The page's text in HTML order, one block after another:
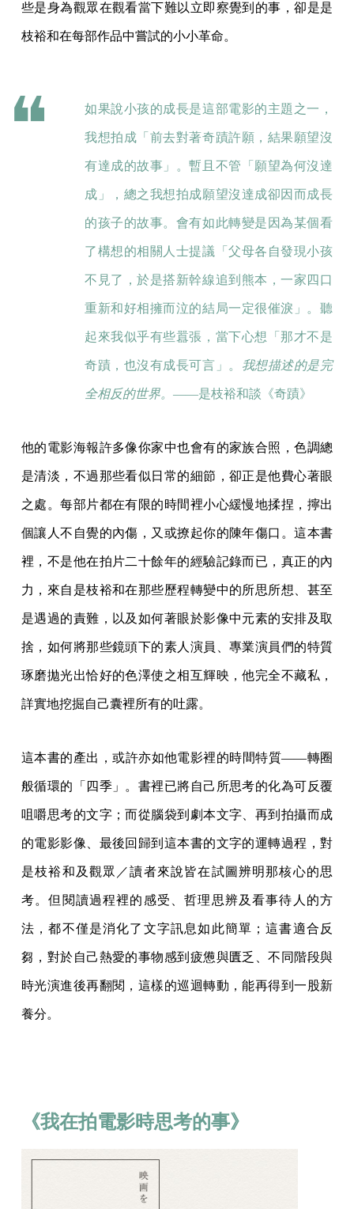
些是身為觀眾在觀看當下難以立即察覺到的事，卻是是
枝裕和在每部作品中嘗試的小小革命。
如果說小孩的成長是這部電影的主題之一，
我想拍成「前去對著奇蹟許願，結果願望沒
有達成的故事」。暫且不管「願望為何沒達
成」，總之我想拍成願望沒達成卻因而成長
的孩子的故事。會有如此轉變是因為某個看
了構想的相關人士提議「父母各自發現小孩
不見了，於是搭新幹線追到熊本，一家四口
重新和好相擁而泣的結局一定很催淚」。聽
起來我似乎有些囂張，當下心想「那才不是
奇蹟，也沒有成長可言」。 我想描述的是完
全相反的世界。 ——是枝裕和談《奇蹟》
他的電影海報許多像你家中也會有的家族合照，色調總
是清淡，不過那些看似日常的細節，卻正是他費心著眼
之處。每部片都在有限的時間裡小心緩慢地揉捏，擰出
個讓人不自覺的內傷，又或撩起你的陳年傷口。這本書
裡，不是他在拍片二十餘年的經驗記錄而已，真正的內
力，來自是枝裕和在那些歷程轉變中的所思所想、甚至
是遇過的責難，以及如何著眼於影像中元素的安排及取
捨，如何將那些鏡頭下的素人演員、專業演員們的特質
琢磨拋光出恰好的色澤使之相互輝映，他完全不藏私，
詳實地挖掘自己囊裡所有的吐露。
這本書的產出，或許亦如他電影裡的時間特質——轉圈
般循環的「四季」。書裡已將自己所思考的化為可反覆
咀嚼思考的文字；而從腦袋到劇本文字、再到拍攝而成
的電影影像、最後回歸到這本書的文字的運轉過程，對
是枝裕和及觀眾／讀者來說皆在試圖辨明那核心的思
考。但閱讀過程裡的感受、哲理思辨及看事待人的方
法，都不僅是消化了文字訊息如此簡單；這書適合反
芻，對於自己熱愛的事物感到疲憊與匱乏、不同階段與
時光演進後再翻閱，這樣的巡迴轉動，能再得到一股新
養分。
《我在拍電影時思考的事》